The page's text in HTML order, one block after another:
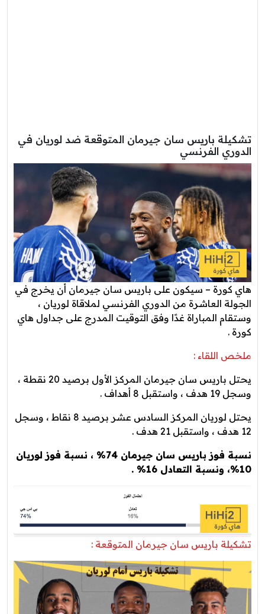
تشكيلة باريس سان جيرمان المتوقعة ضد لوريان في
الدوري الفرنسي
هاي كورة – سيكون على باريس سان جيرمان أن يخرج في
الجولة العاشرة من الدوري الفرنسي لملاقاة لوريان ،
وستقام المباراة غدًا وفق التوقيت المدرج على جداول هاي
كورة .
ملخص اللقاء :
يحتل باريس سان جيرمان المركز الأول برصيد 20 نقطة ،
وسجل 19 هدف ، واستقبل 8 أهداف .
يحتل لوريان المركز السادس عشر برصيد 8 نقاط ، وسجل
12 هدف ، واستقبل 21 هدف .
نسبة فوز باريس سان جيرمان 74% ، نسبة فوز لوريان
10%، ونسبة التعادل 16% .
تشكيلة باريس سان جيرمان المتوقعة :